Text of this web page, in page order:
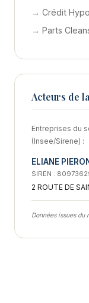
→ Crédit
→ Parts
Acteurs de
Entreprises du
(Insee/Sirene) :
ELIANE
SIREN :
2 ROUTE DE
Données issues